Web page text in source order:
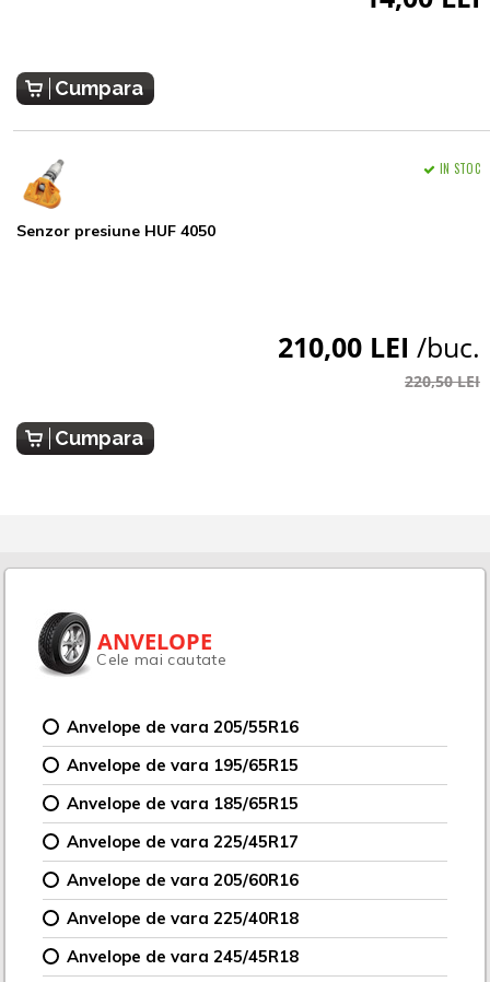
Cumpara
Senzor presiune HUF 4050
IN STOC
210,00 LEI /buc.
220,50 LEI
Cumpara
ANVELOPE
Cele mai cautate
Anvelope de vara 205/55R16
Anvelope de vara 195/65R15
Anvelope de vara 185/65R15
Anvelope de vara 225/45R17
Anvelope de vara 205/60R16
Anvelope de vara 225/40R18
Anvelope de vara 245/45R18